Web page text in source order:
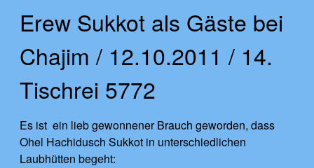
Erew Sukkot als Gäste bei
Chajim / 12.10.2011 / 14.
Tischrei 5772
Es ist ein lieb gewonnener Brauch geworden, dass
Ohel Hachidusch Sukkot in unterschiedlichen
Laubhütten begeht: